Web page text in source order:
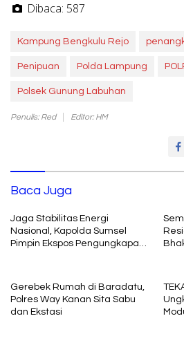
Dibaca: 587
Kampung Bengkulu Rejo
Penipuan Polda Lampung
Polsek Gunung Labuhan
Penulis: Red Editor: HM
Baca Juga
Jaga Stabilitas Energi
Nasional, Kapolda Sumsel
Pimpin Ekspos Pengungkapan
Gerebek Rumah di Baradatu,
Polres Way Kanan Sita Sabu
dan Ekstasi